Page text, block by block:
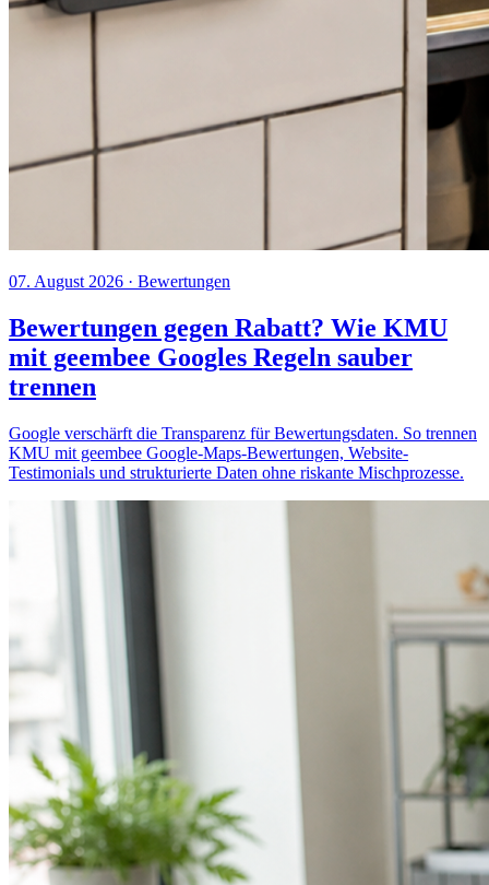
07. August 2026 · Bewertungen
Bewertungen gegen Rabatt? Wie KMU
mit geembee Googles Regeln sauber
trennen
Google verschärft die Transparenz für Bewertungsdaten. So trennen
KMU mit geembee Google-Maps-Bewertungen, Website-
Testimonials und strukturierte Daten ohne riskante Mischprozesse.